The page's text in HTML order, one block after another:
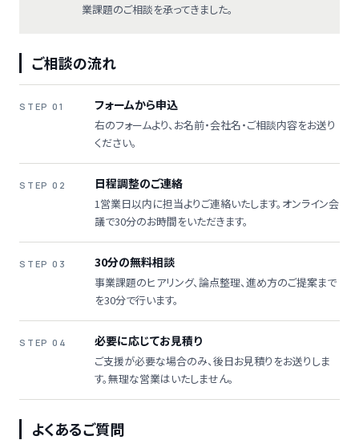
業課題のご相談を承ってきました。
ご相談の流れ
STEP 01 フォームから申込
右のフォームより、お名前・会社名・ご相談内容をお送り
ください。
STEP 02 日程調整のご連絡
1営業日以内に担当よりご連絡いたします。オンライン会
議で30分のお時間をいただきます。
STEP 03 30分の無料相談
事業課題のヒアリング、論点整理、進め方のご提案まで
を30分で行います。
STEP 04 必要に応じてお見積り
ご支援が必要な場合のみ、後日お見積りをお送りしま
す。無理な営業はいたしません。
よくあるご質問